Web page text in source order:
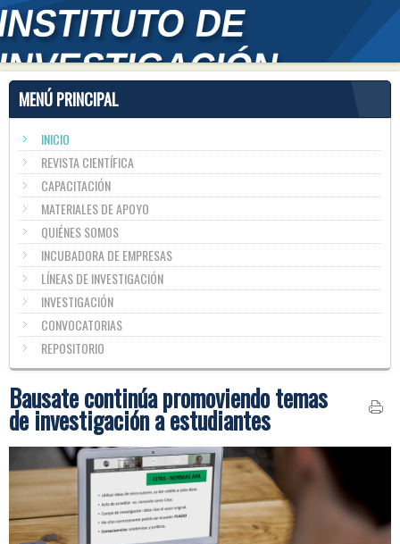
MENÚ PRINCIPAL
INICIO
REVISTA CIENTÍFICA
CAPACITACIÓN
MATERIALES DE APOYO
QUIÉNES SOMOS
INCUBADORA DE EMPRESAS
LÍNEAS DE INVESTIGACIÓN
INVESTIGACIÓN
CONVOCATORIAS
REPOSITORIO
Bausate continúa promoviendo temas
de investigación a estudiantes